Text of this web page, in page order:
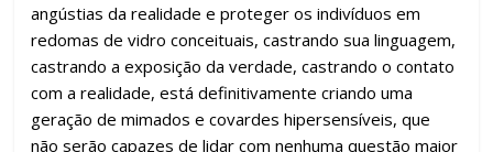
angústias da realidade e proteger os indivíduos em
redomas de vidro conceituais, castrando sua linguagem,
castrando a exposição da verdade, castrando o contato
com a realidade, está definitivamente criando uma
geração de mimados e covardes hipersensíveis, que
não serão capazes de lidar com nenhuma questão maior